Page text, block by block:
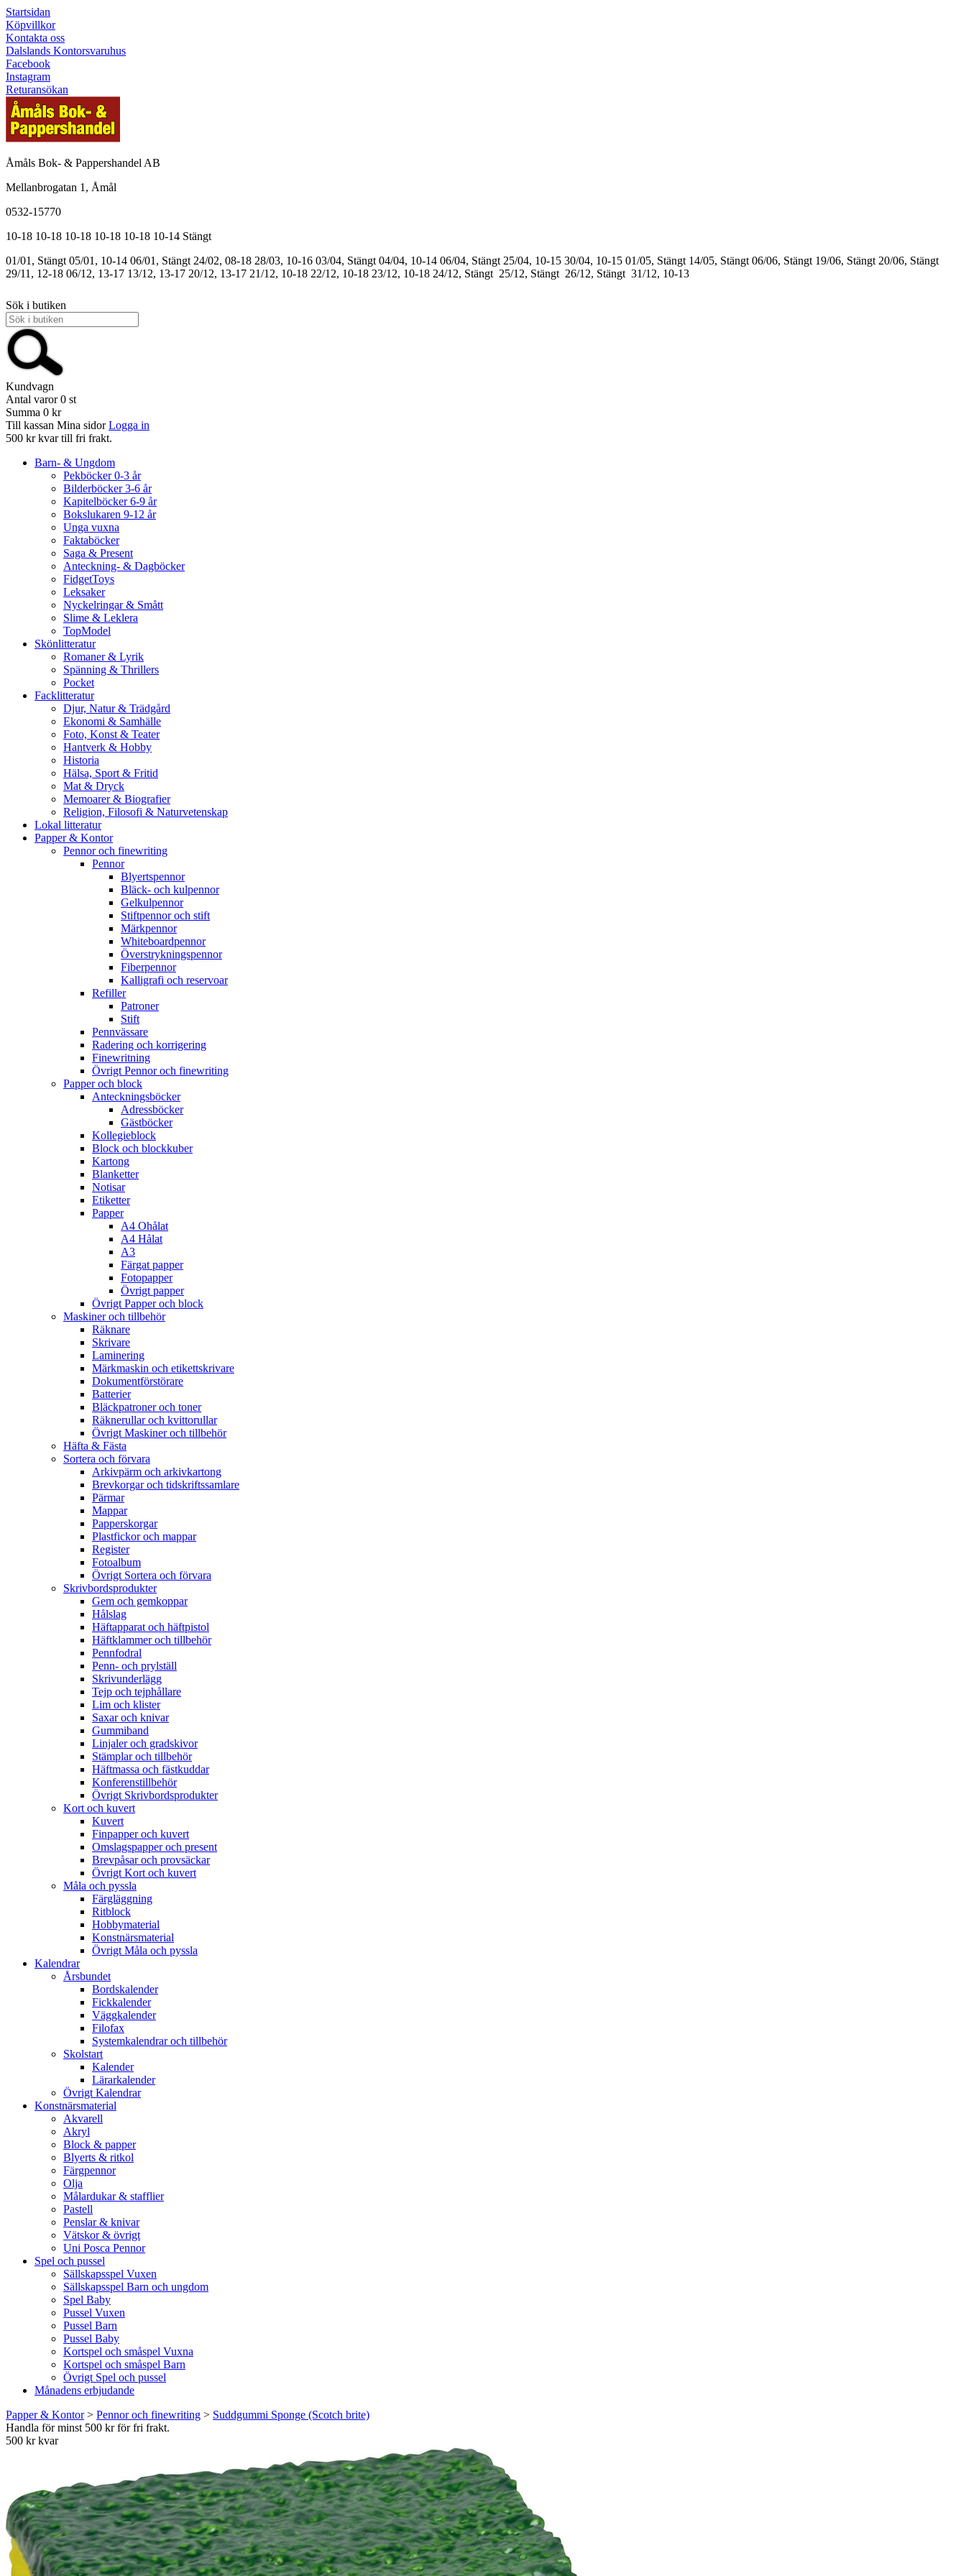
Startsidan
Köpvillkor
Kontakta oss
Dalslands Kontorsvaruhus
Facebook
Instagram
Returansökan
Åmåls Bok- & Pappershandel AB
Mellanbrogatan 1, Åmål
0532-15770
10-18 10-18 10-18 10-18 10-18 10-14 Stängt
01/01, Stängt 05/01, 10-14 06/01, Stängt 24/02, 08-18 28/03, 10-16 03/04, Stängt 04/04, 10-14 06/04, Stängt 25/04, 10-15 30/04, 10-15 01/05, Stängt 14/05, Stängt 06/06, Stängt 19/06, Stängt 20/06, Stängt
29/11, 12-18 06/12, 13-17 13/12, 13-17 20/12, 13-17 21/12, 10-18 22/12, 10-18 23/12, 10-18 24/12, Stängt 25/12, Stängt 26/12, Stängt 31/12, 10-13
Sök i butiken
Kundvagn
Antal varor 0 st
Summa 0 kr
Till kassan Mina sidor Logga in
500 kr kvar till fri frakt.
Barn- & Ungdom
Pekböcker 0-3 år
Bilderböcker 3-6 år
Kapitelböcker 6-9 år
Bokslukaren 9-12 år
Unga vuxna
Faktaböcker
Saga & Present
Anteckning- & Dagböcker
FidgetToys
Leksaker
Nyckelringar & Smått
Slime & Leklera
TopModel
Skönlitteratur
Romaner & Lyrik
Spänning & Thrillers
Pocket
Facklitteratur
Djur, Natur & Trädgård
Ekonomi & Samhälle
Foto, Konst & Teater
Hantverk & Hobby
Historia
Hälsa, Sport & Fritid
Mat & Dryck
Memoarer & Biografier
Religion, Filosofi & Naturvetenskap
Lokal litteratur
Papper & Kontor
Pennor och finewriting
Pennor
Blyertspennor
Bläck- och kulpennor
Gelkulpennor
Stiftpennor och stift
Märkpennor
Whiteboardpennor
Överstrykningspennor
Fiberpennor
Kalligrafi och reservoar
Refiller
Patroner
Stift
Pennvässare
Radering och korrigering
Finewritning
Övrigt Pennor och finewriting
Papper och block
Anteckningsböcker
Adressböcker
Gästböcker
Kollegieblock
Block och blockkuber
Kartong
Blanketter
Notisar
Etiketter
Papper
A4 Ohålat
A4 Hålat
A3
Färgat papper
Fotopapper
Övrigt papper
Övrigt Papper och block
Maskiner och tillbehör
Räknare
Skrivare
Laminering
Märkmaskin och etikettskrivare
Dokumentförstörare
Batterier
Bläckpatroner och toner
Räknerullar och kvittorullar
Övrigt Maskiner och tillbehör
Häfta & Fästa
Sortera och förvara
Arkivpärm och arkivkartong
Brevkorgar och tidskriftssamlare
Pärmar
Mappar
Papperskorgar
Plastfickor och mappar
Register
Fotoalbum
Övrigt Sortera och förvara
Skrivbordsprodukter
Gem och gemkoppar
Hålslag
Häftapparat och häftpistol
Häftklammer och tillbehör
Pennfodral
Penn- och prylställ
Skrivunderlägg
Tejp och tejphållare
Lim och klister
Saxar och knivar
Gummiband
Linjaler och gradskivor
Stämplar och tillbehör
Häftmassa och fästkuddar
Konferenstillbehör
Övrigt Skrivbordsprodukter
Kort och kuvert
Kuvert
Finpapper och kuvert
Omslagspapper och present
Brevpåsar och provsäckar
Övrigt Kort och kuvert
Måla och pyssla
Färgläggning
Ritblock
Hobbymaterial
Konstnärsmaterial
Övrigt Måla och pyssla
Kalendrar
Årsbundet
Bordskalender
Fickkalender
Väggkalender
Filofax
Systemkalendrar och tillbehör
Skolstart
Kalender
Lärarkalender
Övrigt Kalendrar
Konstnärsmaterial
Akvarell
Akryl
Block & papper
Blyerts & ritkol
Färgpennor
Olja
Målardukar & stafflier
Pastell
Penslar & knivar
Vätskor & övrigt
Uni Posca Pennor
Spel och pussel
Sällskapsspel Vuxen
Sällskapsspel Barn och ungdom
Spel Baby
Pussel Vuxen
Pussel Barn
Pussel Baby
Kortspel och småspel Vuxna
Kortspel och småspel Barn
Övrigt Spel och pussel
Månadens erbjudande
Papper & Kontor> Pennor och finewriting > Suddgummi Sponge (Scotch brite)
Handla för minst 500 kr för fri frakt.
500 kr kvar